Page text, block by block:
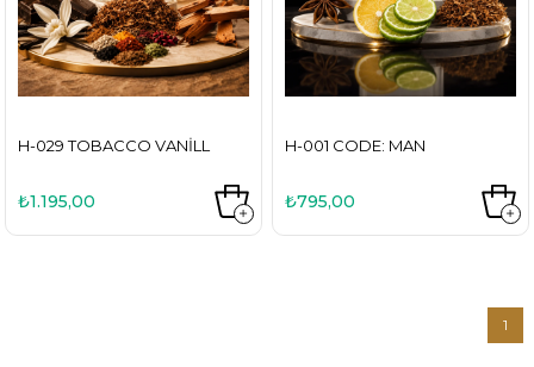
H-029 TOBACCO VANILL
₺1.195,00
H-001 CODE: MAN
₺795,00
1